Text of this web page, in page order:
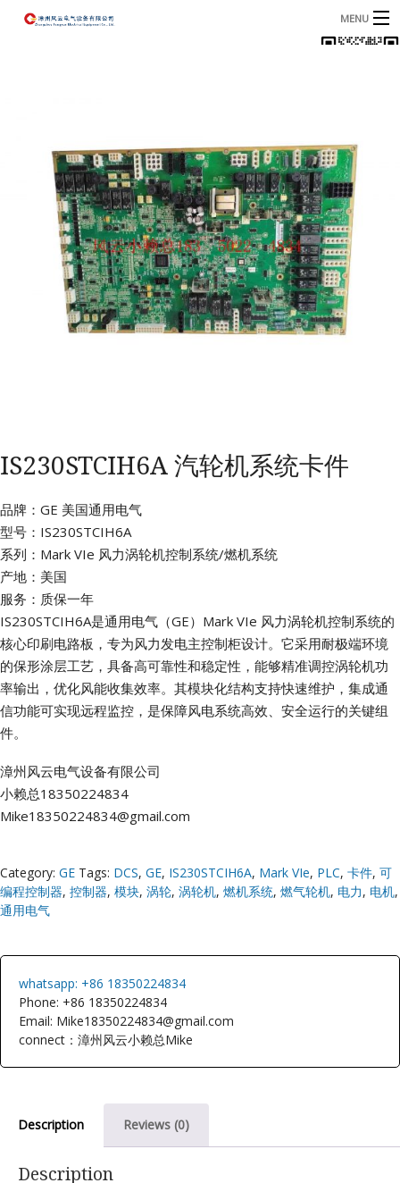
MENU
关于我们
联系我们
IS230STCIH6A 汽轮机系统卡件
品牌：GE 美国通用电气
型号：IS230STCIH6A
系列：Mark VIe 风力涡轮机控制系统/燃机系统
产地：美国
服务：质保一年
IS230STCIH6A是通用电气（GE）Mark VIe 风力涡轮机控制系统的
核心印刷电路板，专为风力发电主控制柜设计。它采用耐极端环境
的保形涂层工艺，具备高可靠性和稳定性，能够精准调控涡轮机功
率输出，优化风能收集效率。其模块化结构支持快速维护，集成通
信功能可实现远程监控，是保障风电系统高效、安全运行的关键组
件。
漳州风云电气设备有限公司
小赖总18350224834
Mike18350224834@gmail.com
Category: GE Tags: DCS, GE, IS230STCIH6A, Mark VIe, PLC, 卡件, 可
编程控制器, 控制器, 模块, 涡轮, 涡轮机, 燃机系统, 燃气轮机, 电力, 电机,
通用电气
whatsapp: +86 18350224834
Phone: +86 18350224834
Email: Mike18350224834@gmail.com
connect：漳州风云小赖总Mike
Description Reviews (0)
Description